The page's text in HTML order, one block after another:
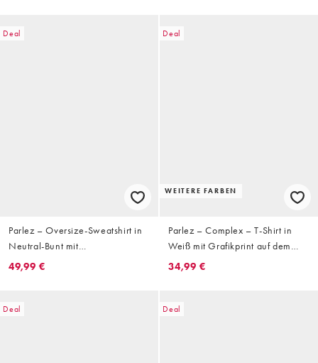
Deal
Parlez – Oversize-Sweatshirt in
Neutral-Bunt mit
Rundhalsausschnitt und
49,99 €
Deal
WEITERE FARBEN
Parlez – Complex – T-Shirt in
Weiß mit Grafikprint auf dem
Rücken
34,99 €
Deal Deal